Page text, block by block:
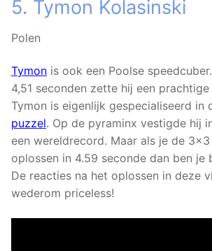
5. Tymon Kolasinski
Polen
Tymon is ook een Poolse
4,51 seconden zette hij een
Tymon is eigenlijk gespecialiseerd in
puzzel. Op de pyraminx vestigde hij
een wereldrecord. Maar als je de
oplossen in 4.59 seconde dan ben je
De reacties na het oplossen in deze
wederom priceless!